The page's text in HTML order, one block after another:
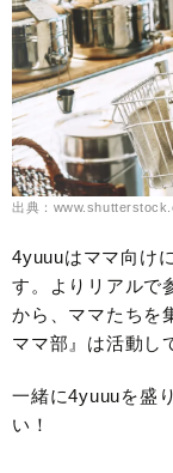
出典：
4yuuuはママ向け
す。よりリアルで
から、ママたちを
ママ部』は活動し
一緒に4yuuuを盛
い！